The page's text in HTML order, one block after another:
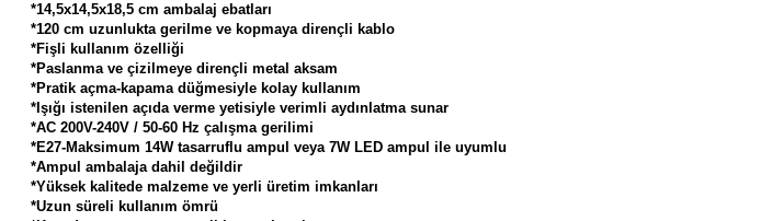
*14,5x14,5x18,5 cm ambalaj ebatları
*120 cm uzunlukta gerilme ve kopmaya dirençli kablo
*Fişli kullanım özelliği
*Paslanma ve çizilmeye dirençli metal aksam
*Pratik açma-kapama düğmesiyle kolay kullanım
*Işığı istenilen açıda verme yetisiyle verimli aydınlatma sunar
*AC 200V-240V / 50-60 Hz çalışma gerilimi
*E27-Maksimum 14W tasarruflu ampul veya 7W LED ampul ile uyumlu
*Ampul ambalaja dahil değildir
*Yüksek kalitede malzeme ve yerli üretim imkanları
*Uzun süreli kullanım ömrü